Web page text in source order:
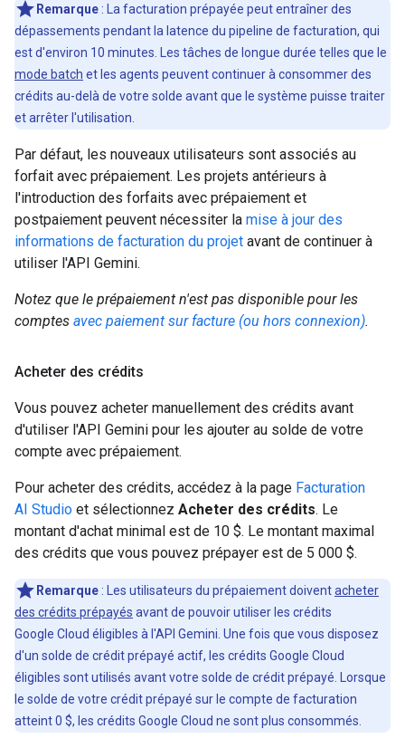
Remarque : La facturation prépayée peut entraîner des
dépassements pendant la latence du pipeline de facturation, qui
est d'environ 10 minutes. Les tâches de longue durée telles que le
mode batch et les agents peuvent continuer à consommer des
crédits au-delà de votre solde avant que le système puisse traiter
et arrêter l'utilisation.
Par défaut, les nouveaux utilisateurs sont associés au
forfait avec prépaiement. Les projets antérieurs à
l'introduction des forfaits avec prépaiement et
postpaiement peuvent nécessiter la mise à jour des
informations de facturation du projet avant de continuer à
utiliser l'API Gemini.
Notez que le prépaiement n'est pas disponible pour les
comptes avec paiement sur facture (ou hors connexion).
Acheter des crédits
Vous pouvez acheter manuellement des crédits avant
d'utiliser l'API Gemini pour les ajouter au solde de votre
compte avec prépaiement.
Pour acheter des crédits, accédez à la page Facturation
AI Studio et sélectionnez Acheter des crédits. Le
montant d'achat minimal est de 10 $. Le montant maximal
des crédits que vous pouvez prépayer est de 5 000 $.
Remarque : Les utilisateurs du prépaiement doiventacheter
des crédits prépayés avant de pouvoir utiliser les crédits
Google Cloud éligibles à l'API Gemini. Une fois que vous disposez
d'un solde de crédit prépayé actif, les crédits Google Cloud
éligibles sont utilisés avant votre solde de crédit prépayé. Lorsque
le solde de votre crédit prépayé sur le compte de facturation
atteint 0 $, les crédits Google Cloud ne sont plus consommés.